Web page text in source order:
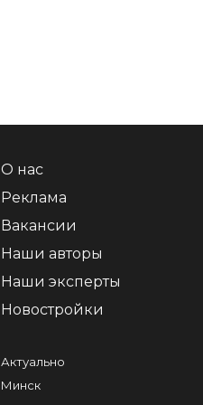
О нас
Реклама
Вакансии
Наши авторы
Наши эксперты
Новостройки
Актуально
Минск